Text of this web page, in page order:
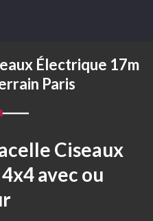
Électrique 17m
Paris
Ciseaux
avec ou